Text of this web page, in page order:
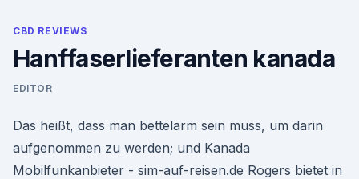
CBD REVIEWS
Hanffaserlieferanten kanada
EDITOR
Das heißt, dass man bettelarm sein muss, um darin
aufgenommen zu werden; und Kanada
Mobilfunkanbieter - sim-auf-reisen.de Rogers bietet in